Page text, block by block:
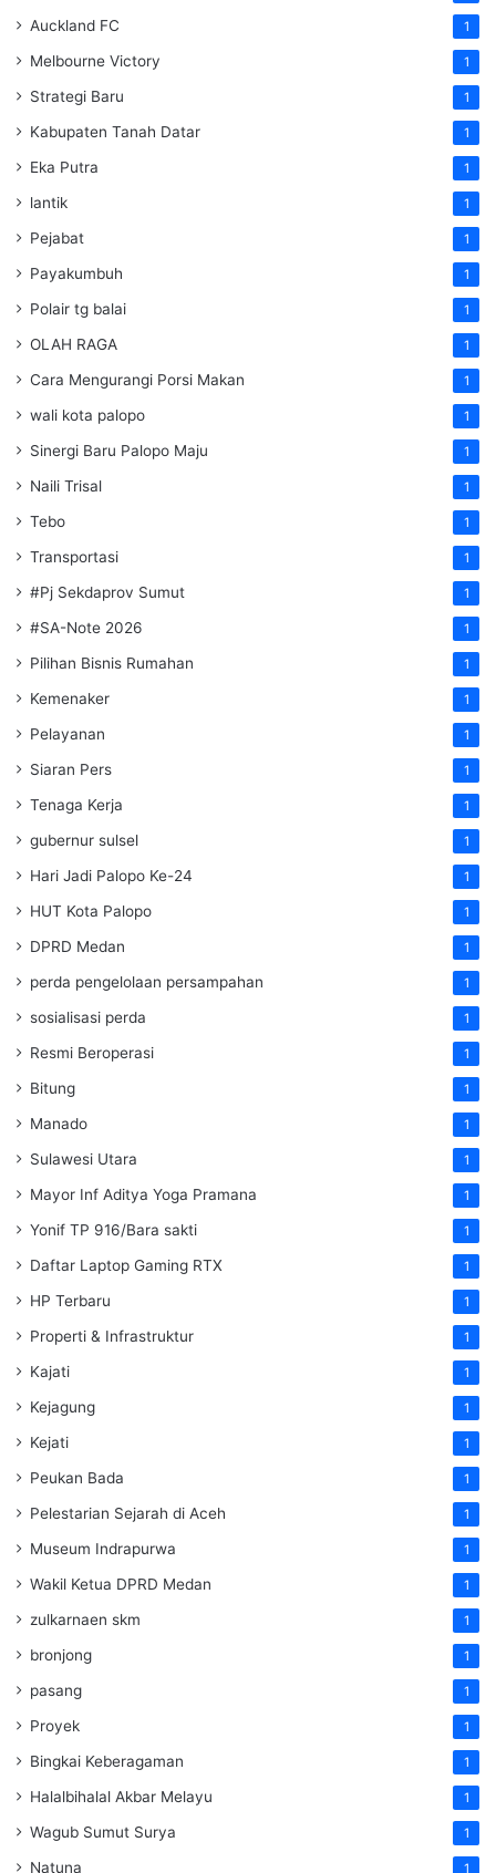
Auckland FC 1
Melbourne Victory 1
Strategi Baru 1
Kabupaten Tanah Datar 1
Eka Putra 1
lantik 1
Pejabat 1
Payakumbuh 1
Polair tg balai 1
OLAH RAGA 1
Cara Mengurangi Porsi Makan 1
wali kota palopo 1
Sinergi Baru Palopo Maju 1
Naili Trisal 1
Tebo 1
Transportasi 1
#Pj Sekdaprov Sumut 1
#SA-Note 2026 1
Pilihan Bisnis Rumahan 1
Kemenaker 1
Pelayanan 1
Siaran Pers 1
Tenaga Kerja 1
gubernur sulsel 1
Hari Jadi Palopo Ke-24 1
HUT Kota Palopo 1
DPRD Medan 1
perda pengelolaan persampahan 1
sosialisasi perda 1
Resmi Beroperasi 1
Bitung 1
Manado 1
Sulawesi Utara 1
Mayor Inf Aditya Yoga Pramana 1
Yonif TP 916/Bara sakti 1
Daftar Laptop Gaming RTX 1
HP Terbaru 1
Properti & Infrastruktur 1
Kajati 1
Kejagung 1
Kejati 1
Peukan Bada 1
Pelestarian Sejarah di Aceh 1
Museum Indrapurwa 1
Wakil Ketua DPRD Medan 1
zulkarnaen skm 1
bronjong 1
pasang 1
Proyek 1
Bingkai Keberagaman 1
Halalbihalal Akbar Melayu 1
Wagub Sumut Surya 1
Natuna 1